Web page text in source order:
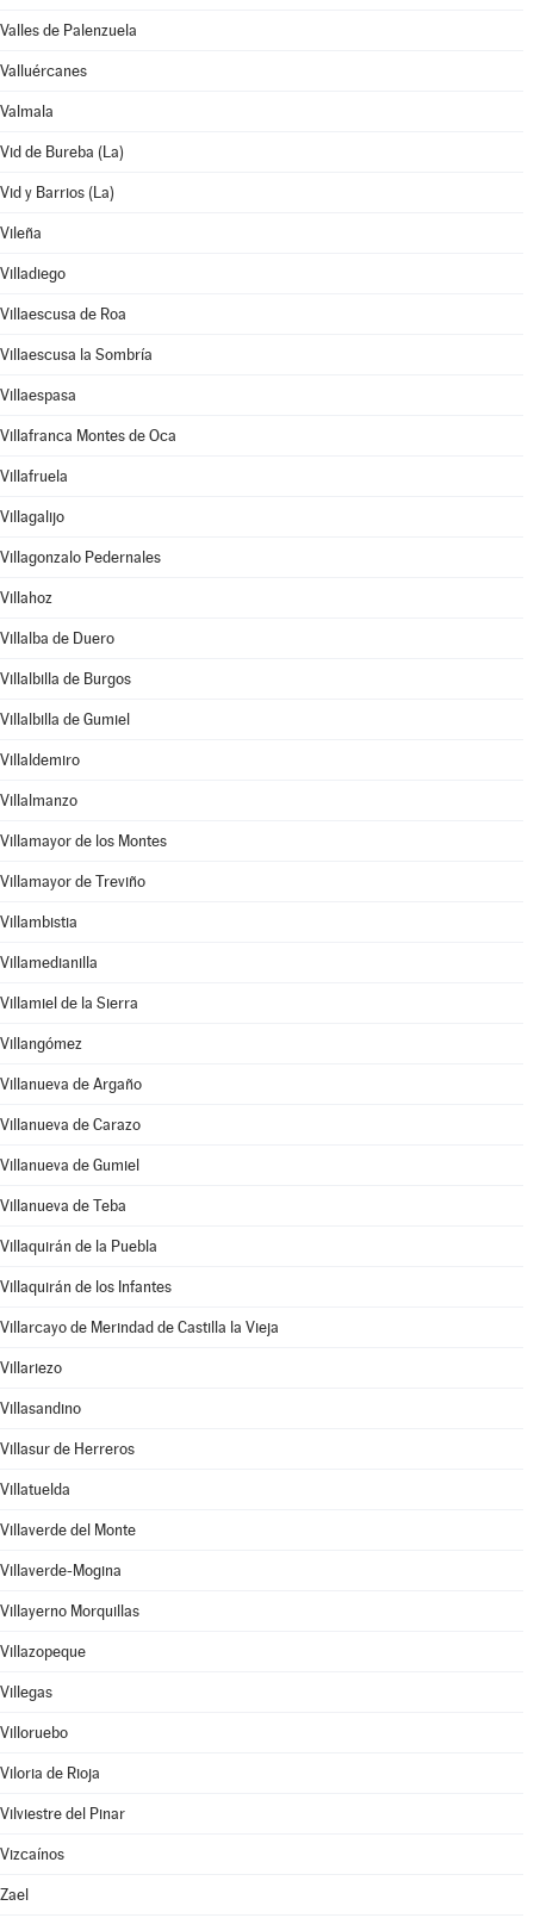
Valles de Palenzuela
Valluércanes
Valmala
Vid de Bureba (La)
Vid y Barrios (La)
Vileña
Villadiego
Villaescusa de Roa
Villaescusa la Sombría
Villaespasa
Villafranca Montes de Oca
Villafruela
Villagalijo
Villagonzalo Pedernales
Villahoz
Villalba de Duero
Villalbilla de Burgos
Villalbilla de Gumiel
Villaldemiro
Villalmanzo
Villamayor de los Montes
Villamayor de Treviño
Villambistia
Villamedianilla
Villamiel de la Sierra
Villangómez
Villanueva de Argaño
Villanueva de Carazo
Villanueva de Gumiel
Villanueva de Teba
Villaquirán de la Puebla
Villaquirán de los Infantes
Villarcayo de Merindad de Castilla la Vieja
Villariezo
Villasandino
Villasur de Herreros
Villatuelda
Villaverde del Monte
Villaverde-Mogina
Villayerno Morquillas
Villazopeque
Villegas
Villoruebo
Viloria de Rioja
Vilviestre del Pinar
Vizcaínos
Zael